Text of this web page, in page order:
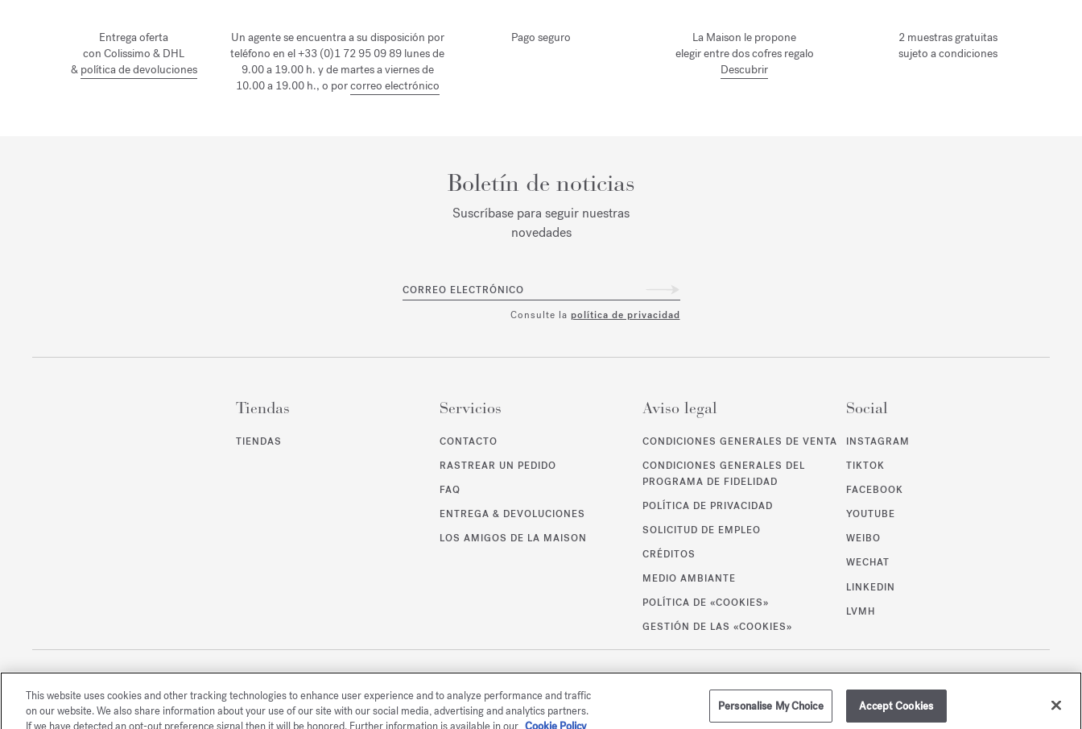
Entrega oferta
con Colissimo & DHL
& política de devoluciones
Un agente se encuentra a su disposición por
teléfono en el +33 (0)1 72 95 09 89 lunes de
9.00 a 19.00 h. y de martes a viernes de
10.00 a 19.00 h., o porcorreo electrónico
Pago seguro
La Maison le propone
elegir entre dos cofres regalo
Descubrir
2 muestras gratuitas
sujeto a condiciones
Boletín de noticias
Suscríbase para seguir nuestras
novedades
CORREO ELECTRÓNICO
Consulte la política de privacidad
Tiendas
TIENDAS
Servicios
CONTACTO
RASTREAR UN PEDIDO
FAQ
ENTREGA & DEVOLUCIONES
LOS AMIGOS DE LA MAISON
Aviso legal
CONDICIONES GENERALES DE VENTA
CONDICIONES GENERALES DEL
PROGRAMA DE FIDELIDAD
POLÍTICA DE PRIVACIDAD
SOLICITUD DE EMPLEO
CRÉDITOS
MEDIO AMBIANTE
POLÍTICA DE «COOKIES»
GESTIÓN DE LAS «COOKIES»
Social
INSTAGRAM
TIKTOK
FACEBOOK
YOUTUBE
WEIBO
WECHAT
LINKEDIN
LVMH
Todos los derechos reservados
This website uses cookies and other tracking technologies to enhance user experience and to analyze performance and traffic
on our website. We also share information about your use of our site with our social media, advertising and analytics partners.
If we have detected an opt-out preference signal then it will be honored. Further information is available in our Cookie Policy
Personalise My Choice Accept Cookies